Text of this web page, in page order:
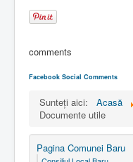
comments
Facebook Social Comments
Sunteți aici: Acasă
Documente utile
Pagina Comunei Baru